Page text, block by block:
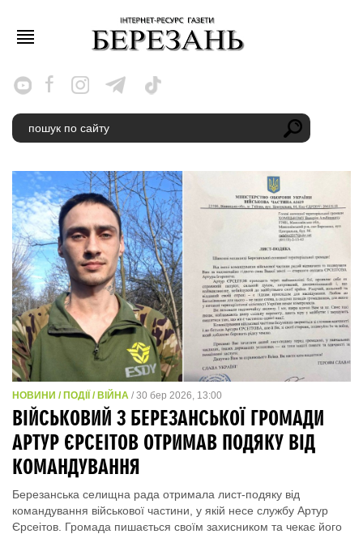
НОВИНИ / ПОДІЇ / ВІЙНА / 30 бер 2026, 13:00
ВІЙСЬКОВИЙ З БЕРЕЗАНСЬКОЇ ГРОМАДИ
АРТУР ЄРСЕІТОВ ОТРИМАВ ПОДЯКУ ВІД
КОМАНДУВАННЯ
Березанська селищна рада отримала лист-подяку від
командування військової частини, у якій несе службу Артур
Єрсеітов. Громада пишається своїм захисником та чекає його